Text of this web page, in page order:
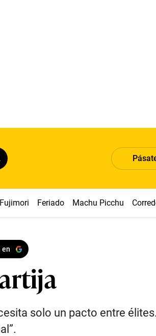
Feriado Machu Picchu
en
solo un pacto entre élites.